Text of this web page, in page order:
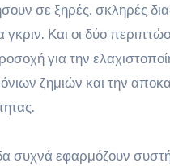
σε ξηρές, σκληρές
γκριν. Και οι δύο
για την
ζημιών και την
συχνά εφαρμόζουν